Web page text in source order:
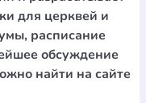
для церквей и
расписание
обсуждение
найти на сайте